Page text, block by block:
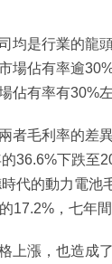
均是行業的龍
場佔有率逾
佔有率有30%
者毛利率的差
36.6%下跌至
代的動力電池
17.2%，七年間
上漲，也造成